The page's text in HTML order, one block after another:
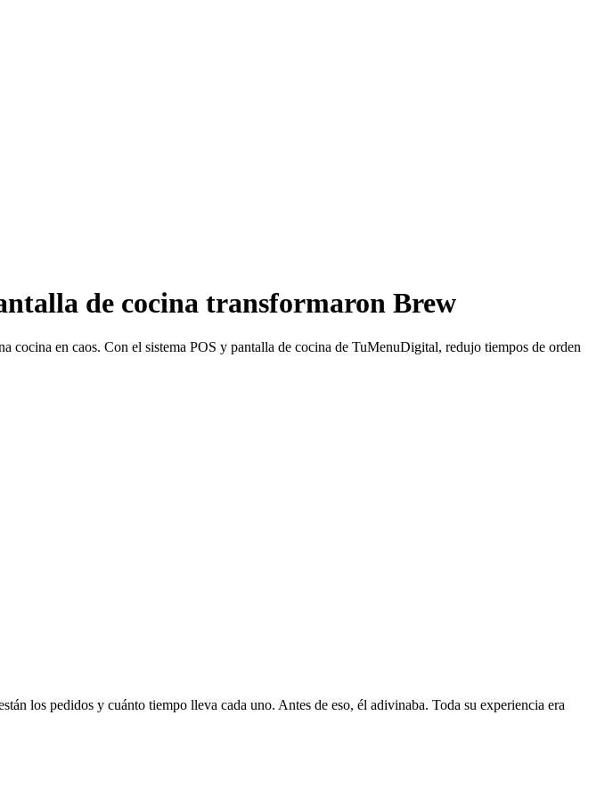
de cocina transformaron Brew
cocina en caos. Con el sistema POS y pantalla de cocina de TuMenuDigital, redujo tiempos de orden
los pedidos y cuánto tiempo lleva cada uno. Antes de eso, él adivinaba. Toda su experiencia era